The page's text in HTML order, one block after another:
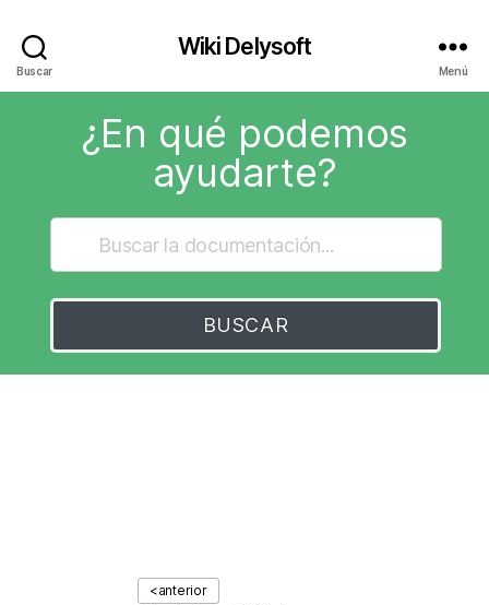
Buscar
Wiki Delysoft
Menú
¿En qué podemos
ayudarte?
BUSCAR
<anterior